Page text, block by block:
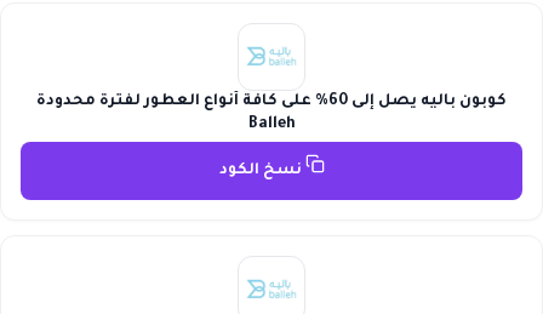
كوبون باليه يصل إلى 60% على كافة أنواع العطور لفترة محدودة
Balleh
نسخ الكود